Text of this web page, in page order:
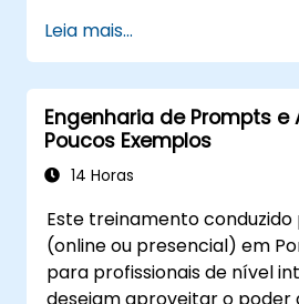
mercado.
Automatizar a geração
financeiros e a extração
prompts de IA.
Desenvolver modelos de
riscos impulsionados por
Garantir a
considerações éticas ao
finanças.
Leia mais...
Engenharia de Prompts e
Poucos Exemplos
14 Horas
Este treinamento
(online ou presencial) em
para profissionais de nível
desejam aproveitar o poder